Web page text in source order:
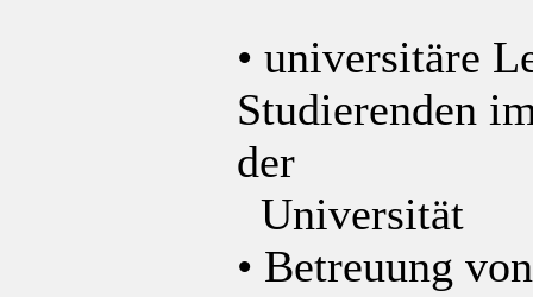
• universitäre
Studierenden
der
Universität
• Betreuung